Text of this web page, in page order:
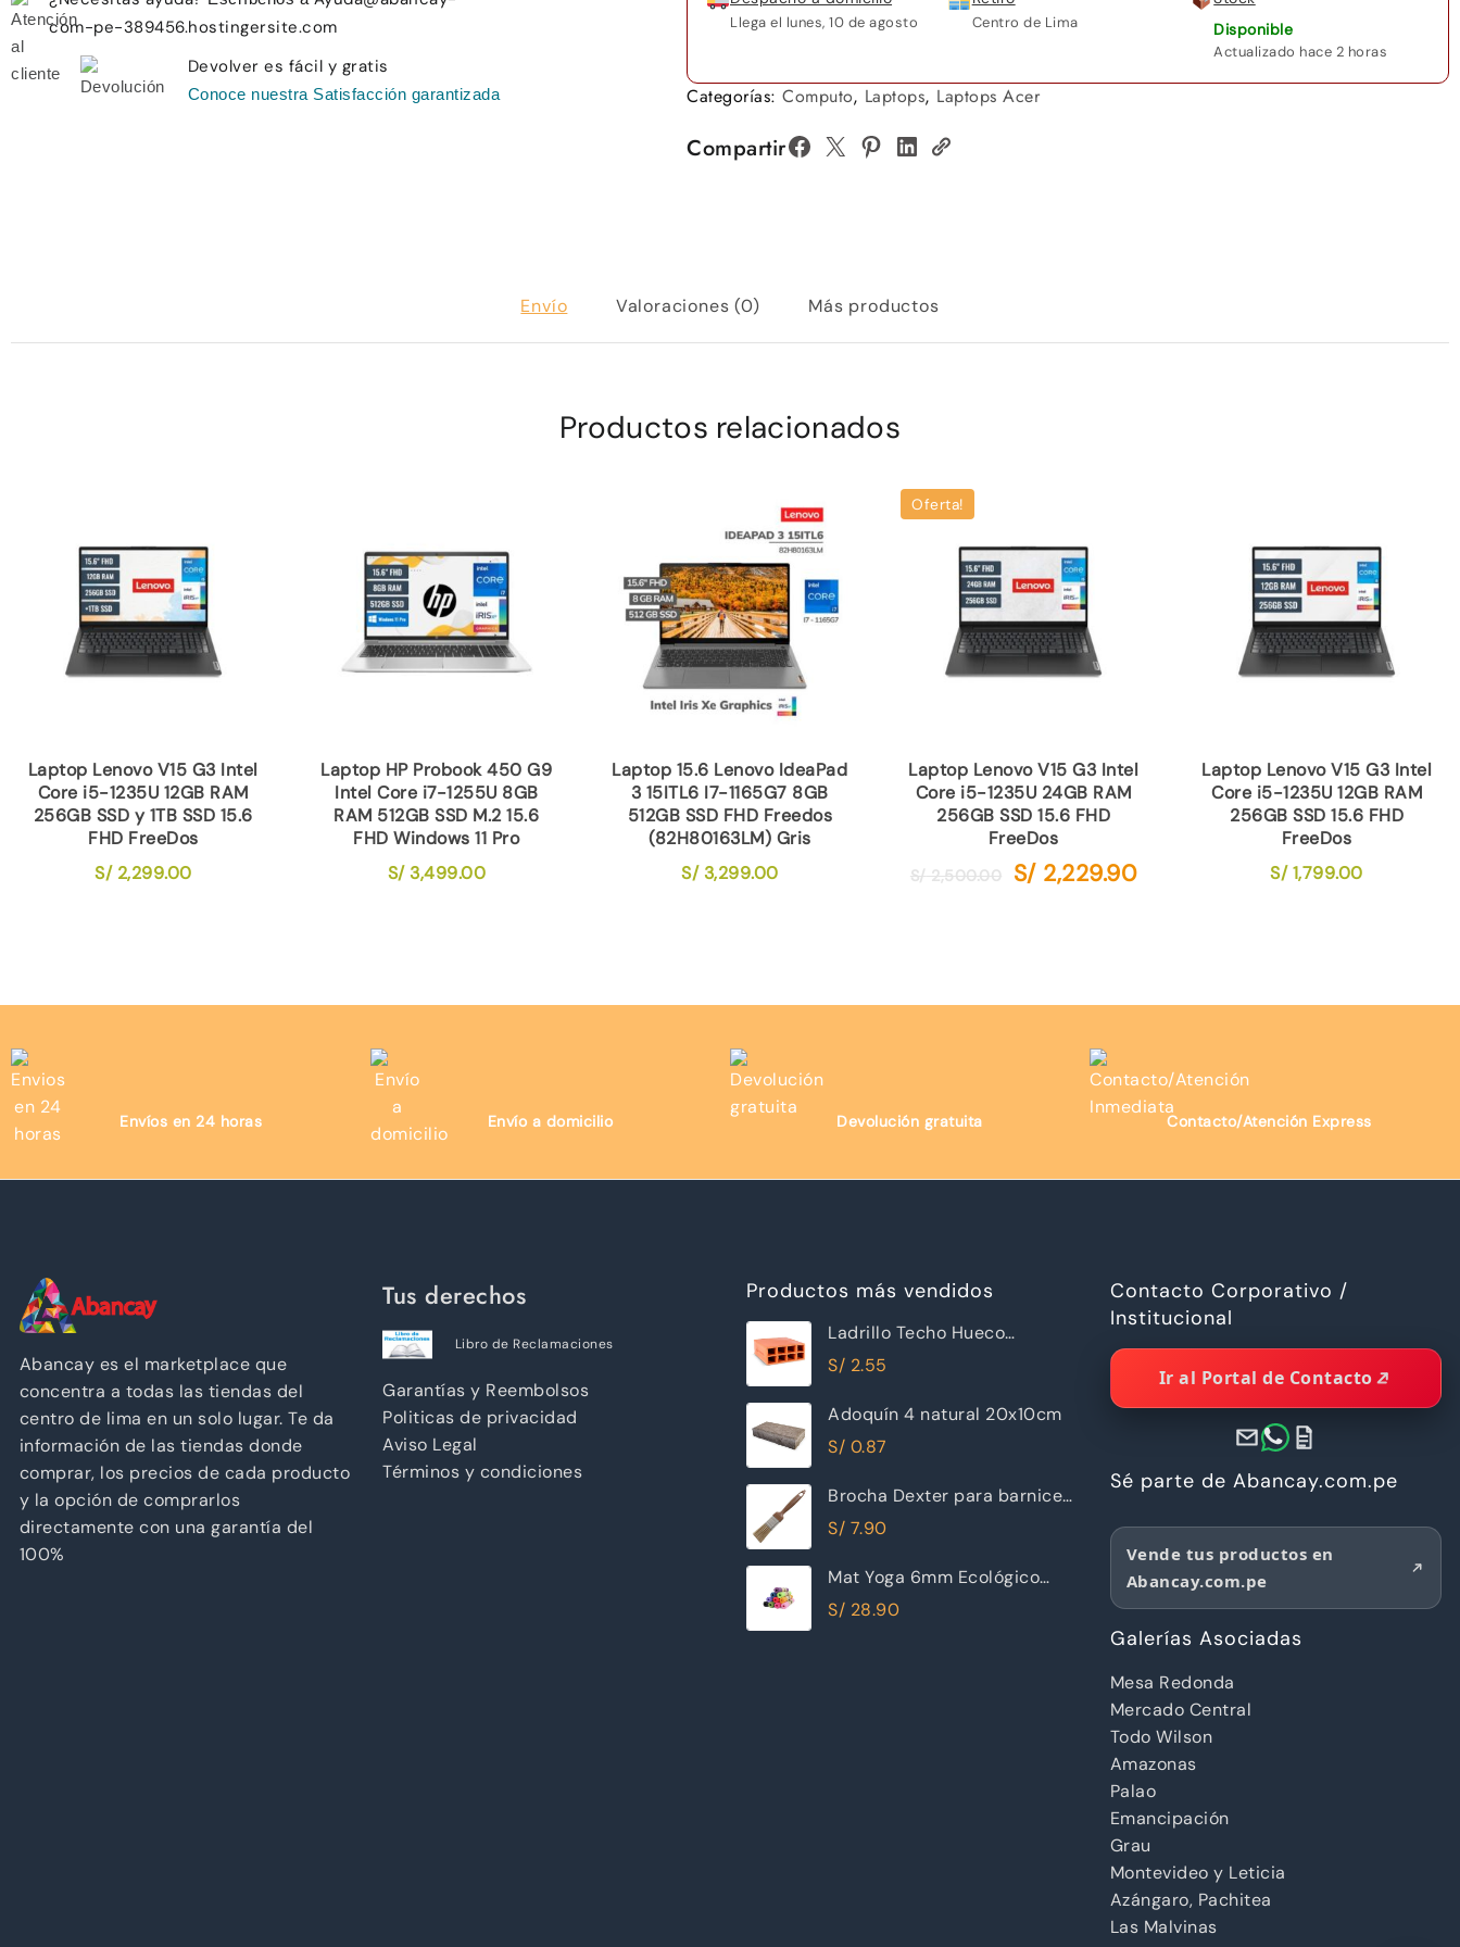
com-pe-389456.hostingersite.com
Devolver es fácil y gratis
Conoce nuestra Satisfacción garantizada
Llega el lunes, 10 de agosto Centro de Lima
Disponible
Actualizado hace 2 horas
Categorías:Computo, Laptops, Laptops Acer
Compartir
Envío Valoraciones (0) Más productos
Productos relacionados
Laptop Lenovo V15 G3 Intel
Core i5-1235U 12GB RAM
256GB SSD y 1TB SSD 15.6
FHD FreeDos
S/2,299.00
Laptop HP Probook 450 G9
Intel Core i7-1255U 8GB
RAM 512GB SSD M.2 15.6
FHD Windows 11 Pro
S/3,499.00
Laptop 15.6 Lenovo IdeaPad
3 15ITL6 I7-1165G7 8GB
512GB SSD FHD Freedos
(82H80163LM) Gris
S/3,299.00
Oferta!
Laptop Lenovo V15 G3 Intel
Core i5-1235U 24GB RAM
256GB SSD 15.6 FHD
FreeDos
S/2,500.00
El
S/2,229.90El
Laptop Lenovo V15 G3 Intel
Core i5-1235U 12GB RAM
256GB SSD 15.6 FHD
FreeDos
S/1,799.00
Envíos en 24 horas Envío a domicilio Devolución gratuita Contacto/Atención Express
Abancay es el marketplace que
concentra a todas las tiendas del
centro de lima en un solo lugar. Te da
información de las tiendas donde
comprar, los precios de cada producto
y la opción de comprarlos
directamente con una garantía del
100%
Tus derechos
Libro de Reclamaciones
Garantías y Reembolsos
Politicas de privacidad
Aviso Legal
Términos y condiciones
Productos más vendidos
Ladrillo Techo Hueco
12x30x30cm Raya Piramide
S/ 2.55
Adoquín 4 natural 20x10cm
S/ 0.87
Brocha Dexter para barnices
30mm
S/ 7.90
Mat Yoga 6mm Ecológico
Excelente Calidad
S/ 28.90
Contacto Corporativo /
Institucional
Ir al Portal de Contacto
Sé parte de Abancay.com.pe
Vende tus productos en
Abancay.com.pe
Galerías Asociadas
Mesa Redonda
Mercado Central
Todo Wilson
Amazonas
Palao
Emancipación
Grau
Montevideo y Leticia
Azángaro, Pachitea
Las Malvinas